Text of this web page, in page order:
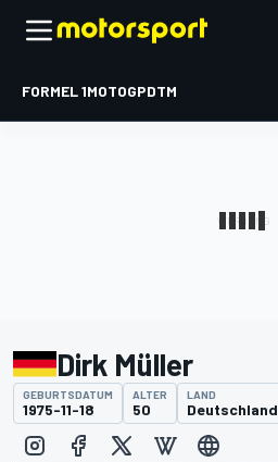
FORMEL 1MOTOGPDTM
Dirk Müller
GEBURTSDATUM
1975-11-18
ALTER
50
LAND
Deutschland